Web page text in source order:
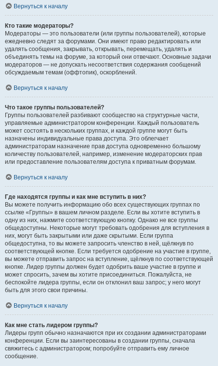
Вернуться к началу
Кто такие модераторы?
Модераторы — это пользователи (или группы пользователей), которые
ежедневно следят за форумами. Они имеют право редактировать или
удалять сообщения, закрывать, открывать, перемещать, удалять и
объединять темы на форуме, за который они отвечают. Основные задачи
модераторов — не допускать несоответствия содержания сообщений
обсуждаемым темам (оффтопик), оскорблений.
Вернуться к началу
Что такое группы пользователей?
Группы пользователей разбивают сообщество на структурные части,
управляемые администратором конференции. Каждый пользователь
может состоять в нескольких группах, и каждой группе могут быть
назначены индивидуальные права доступа. Это облегчает
администраторам назначение прав доступа одновременно большому
количеству пользователей, например, изменение модераторских прав
или предоставление пользователям доступа к приватным форумам.
Вернуться к началу
Где находятся группы и как мне вступить в них?
Вы можете получить информацию обо всех существующих группах по
ссылке «Группы» в вашем личном разделе. Если вы хотите вступить в
одну из них, нажмите соответствующую кнопку. Однако не все группы
общедоступны. Некоторые могут требовать одобрения для вступления в
них, могут быть закрытыми или даже скрытыми. Если группа
общедоступна, то вы можете запросить членство в ней, щёлкнув по
соответствующей кнопке. Если требуется одобрение на участие в группе,
вы можете отправить запрос на вступление, щёлкнув по соответствующей
кнопке. Лидер группы должен будет одобрить ваше участие в группе и
может спросить, зачем вы хотите присоединиться. Пожалуйста, не
беспокойте лидера группы, если он отклонил ваш запрос; у него могут
быть для этого свои причины.
Вернуться к началу
Как мне стать лидером группы?
Лидеры групп обычно назначаются при их создании администраторами
конференции. Если вы заинтересованы в создании группы, сначала
свяжитесь с администратором; попробуйте отправить ему личное
сообщение.